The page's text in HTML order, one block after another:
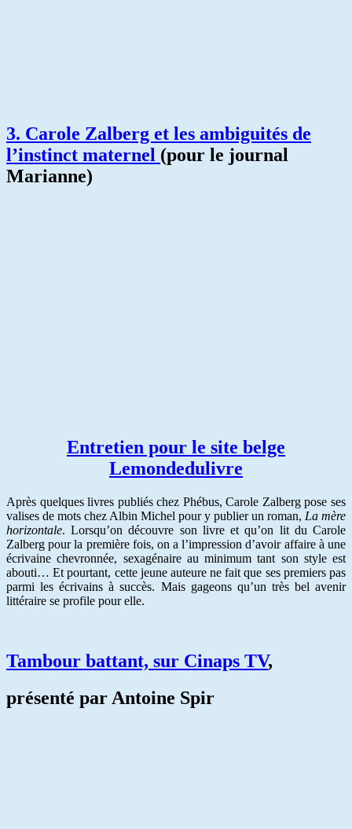
3. Carole Zalberg et les ambiguités de
l’instinct maternel (pour le journal
Marianne)
Entretien pour le site belge
Lemondedulivre
Après quelques livres publiés chez Phébus, Carole Zalberg pose ses
valises de mots chez Albin Michel pour y publier un roman, La mère
horizontale. Lorsqu’on découvre son livre et qu’on lit du Carole
Zalberg pour la première fois, on a l’impression d’avoir affaire à une
écrivaine chevronnée, sexagénaire au minimum tant son style est
abouti… Et pourtant, cette jeune auteure ne fait que ses premiers pas
parmi les écrivains à succès. Mais gageons qu’un très bel avenir
littéraire se profile pour elle.
Tambour battant, sur Cinaps TV,
présenté par Antoine Spir